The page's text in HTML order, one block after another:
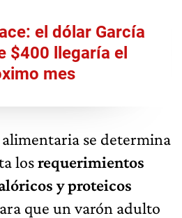
el dólar García
$400 llegaría el
mes
alimentaria se determina
losrequerimientos
y proteicos
que un varón adulto